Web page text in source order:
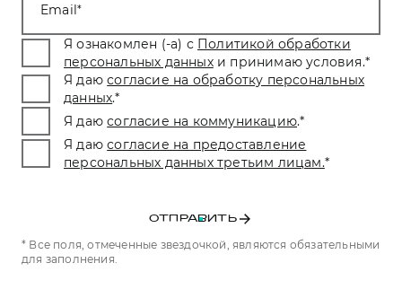
Email
Я ознакомлен (-а) с Политикой обработки
персональных данных и принимаю условия.*
Я даю согласие на обработку персональных
данных.*
Я даю согласие на коммуникацию.*
Я даю согласие на предоставление
персональных данных третьим лицам.*
ОТПРАВИТЬ
* Все поля, отмеченные звездочкой, являются обязательными
для заполнения.